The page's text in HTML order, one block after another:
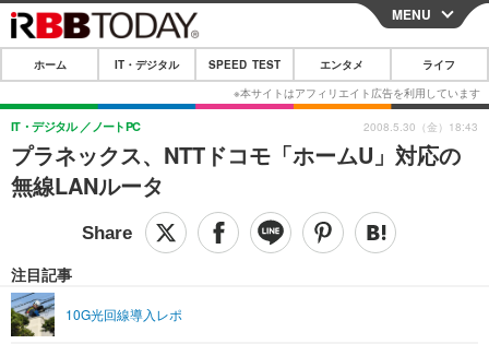
CLOSE
ホーム
IT・デジタル
IT・デジタルTOP スマートフォン
ショッピング その他
SPEED TEST
エンタメTOP 映画・ドラマ
ライフTOP
リリース一覧
MENU
ホーム IT・デジタル SPEED TEST エンタメ ライフ
プラネックス、NTTドコモ「ホームU」対応の
無線LANルータ
IT・デジタル ノートPC
注目記事
10G光回線導入レポ
2008.5.30（金）18:43